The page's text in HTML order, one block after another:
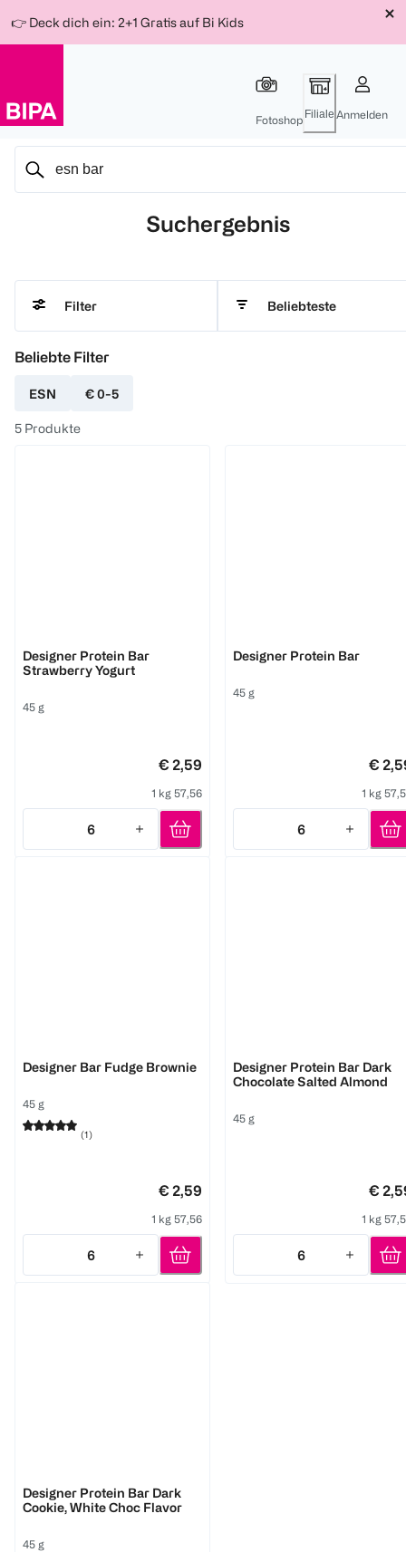
Für
150 Ös
Für
300 Ös
Für
500 Ös
zum
👉 Deck dich ein: 2+1 Gratis auf Bi Kids
Fotoshop Filiale Anmelden
Suchergebnis
Filter Beliebteste
Beliebte Filter
ESN € 0-5
5 Produkte
Designer Protein Bar
Strawberry Yogurt
45 g
€ 2,59
1 kg 57,56
6
Quantity: 6
Designer Protein Bar
45 g
€
1 kg
6
Quantity: 6
Designer Bar Fudge Brownie
45 g
(1)
€ 2,59
1 kg 57,56
6
Quantity: 6
Designer Protein Bar Dark
Chocolate Salted Almond
45 g
€
1 kg
6
Quantity: 6
Designer Protein Bar Dark
Cookie, White Choc Flavor
45 g